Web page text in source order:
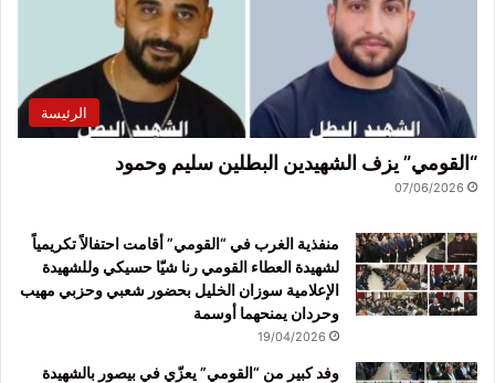
الرئيسة
“القومي” يزف الشهيدين البطلين سليم وحمود
07/06/2026
منفذية الغرب في “القومي” أقامت احتفالاً تكريمياً
لشهيدة العطاء القومي رنا شيّا حسيكي وللشهيدة
الإعلامية سوزان الخليل بحضور شعبي وحزبي مهيب
وحردان يمنحهما أوسمة
19/04/2026
وفد كبير من “القومي” يعزّي في بيصور بالشهيدة